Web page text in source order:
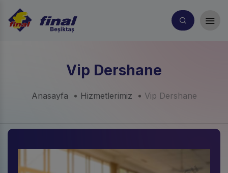
Vip Dershane
Anasayfa Hizmetlerimiz Vip Dershane